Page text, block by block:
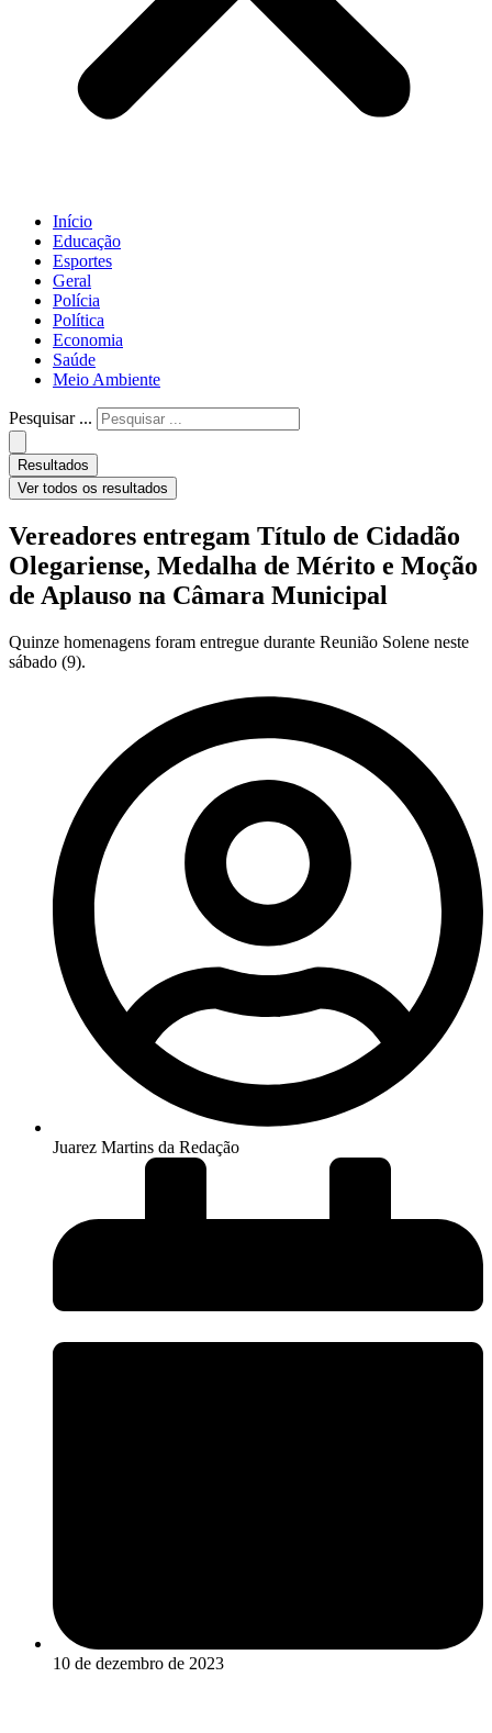
Início
Educação
Esportes
Geral
Polícia
Política
Economia
Saúde
Meio Ambiente
Pesquisar ...
Resultados
Ver todos os resultados
Vereadores entregam Título de Cidadão
Olegariense, Medalha de Mérito e Moção
de Aplauso na Câmara Municipal
Quinze homenagens foram entregue durante Reunião Solene neste
sábado (9).
Juarez Martins da Redação
10 de dezembro de 2023